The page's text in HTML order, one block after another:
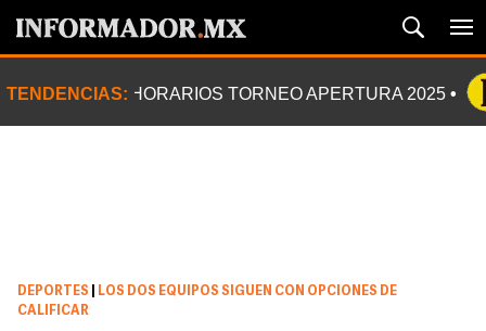
TENDENCIAS: HORARIOS TORNEO APERTURA 2025
DEPORTES
LOS DOS EQUIPOS SIGUEN CON OPCIONES DE
CALIFICAR